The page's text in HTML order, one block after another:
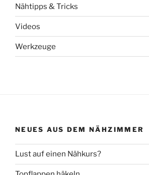
Nähtipps & Tricks
Videos
Werkzeuge
NEUES AUS DEM NÄHZIMMER
Lust auf einen Nähkurs?